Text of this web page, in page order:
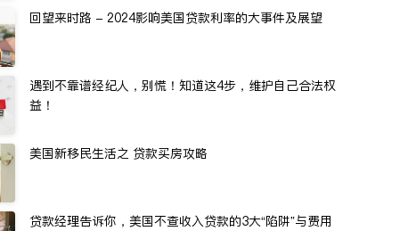
回望来时路 - 2024影响美国贷款利率的大事件及展望
遇到不靠谱经纪人，别慌！知道这4步，维护自己合法权
益！
美国新移民生活之 贷款买房攻略
贷款经理告诉你，美国不查收入贷款的3大“陷阱”与费用